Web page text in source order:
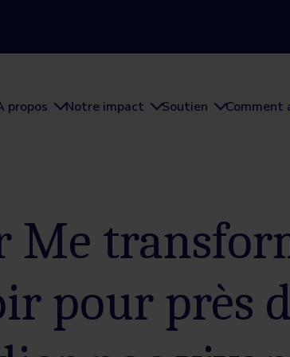
propos
Notre impact Soutien Comment
Me
pour près